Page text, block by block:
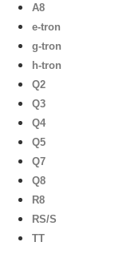
A8
e-tron
g-tron
h-tron
Q2
Q3
Q4
Q5
Q7
Q8
R8
RS/S
TT